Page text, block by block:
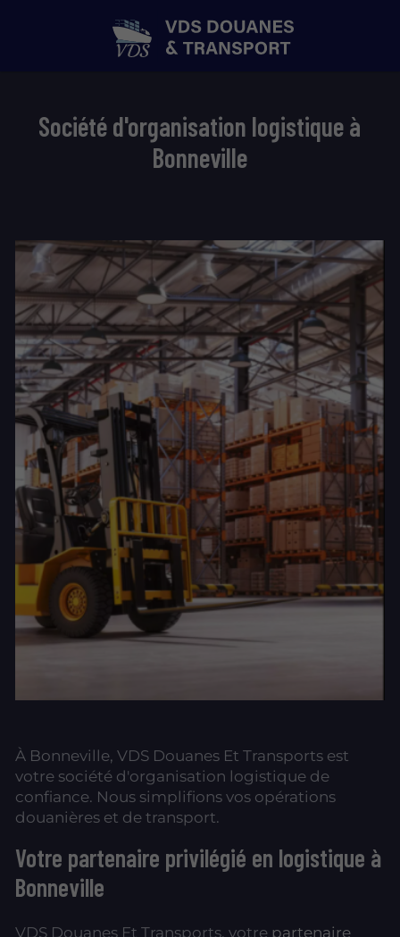
Société d'organisation logistique à
Bonneville
À Bonneville, VDS Douanes Et Transports est
votre société d'organisation logistique de
confiance. Nous simplifions vos opérations
douanières et de transport.
Votre partenaire privilégié en logistique à
Bonneville
VDS Douanes Et Transports, votre partenaire